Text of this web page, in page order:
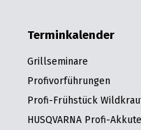
Terminkalender
Grillseminare
Profivorführungen
Profi-Frühstück
HUSQVARNA Profi-